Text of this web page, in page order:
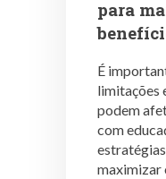
para
É
limitações
podem
com
maximizar